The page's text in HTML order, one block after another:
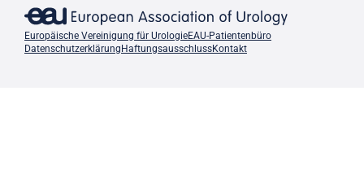
Europäische Vereinigung für UrologieEAU-Patientenbüro
Datenschutzerklärung HaftungsausschlussKontakt